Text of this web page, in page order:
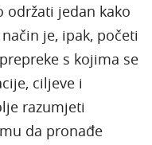
jedan kako
je, ipak, početi
s kojima se
ciljeve i
razumjeti
da pronađe